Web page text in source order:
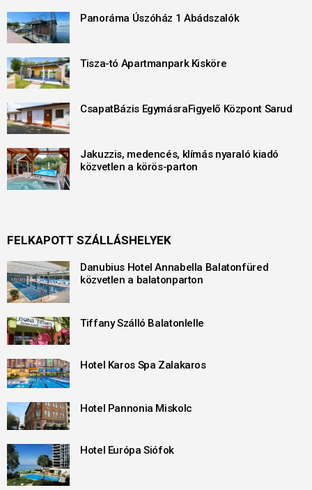
Panoráma Úszóház 1 Abádszalók
Tisza-tó Apartmanpark Kisköre
CsapatBázis EgymásraFigyelő Központ Sarud
Jakuzzis, medencés, klímás nyaraló kiadó
közvetlen a körös-parton
FELKAPOTT SZÁLLÁSHELYEK
Danubius Hotel Annabella Balatonfüred
közvetlen a balatonparton
Tiffany Szálló Balatonlelle
Hotel Karos Spa Zalakaros
Hotel Pannonia Miskolc
Hotel Európa Siófok